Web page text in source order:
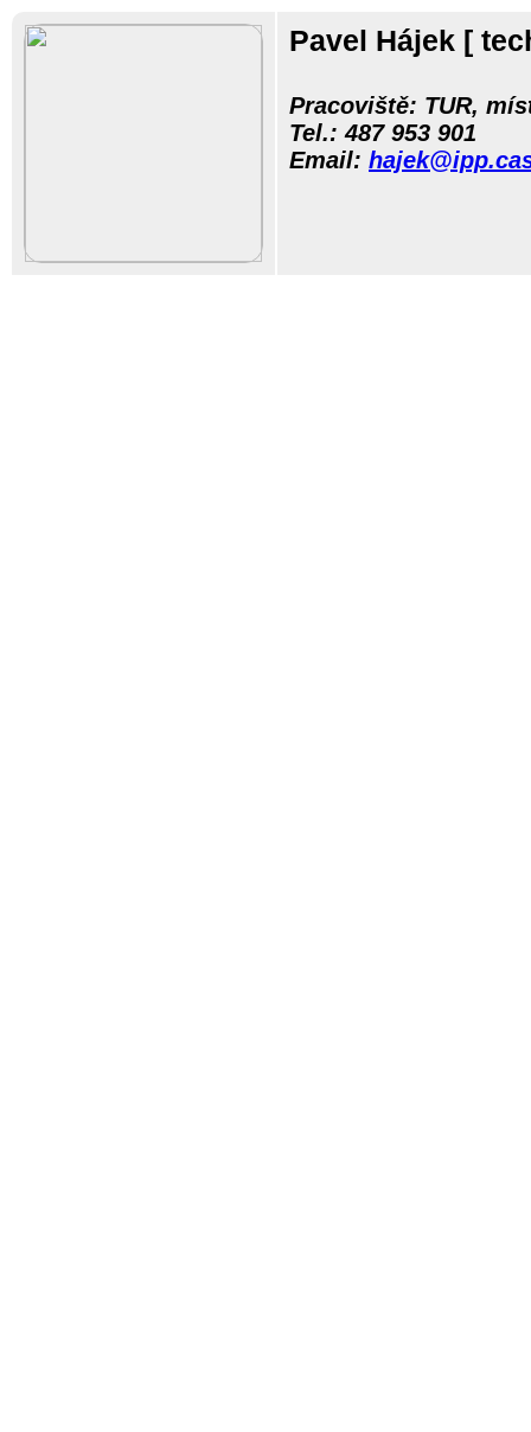
Pavel Hájek [
Pracoviště: TUR,
Tel.:487 953 901
Email: